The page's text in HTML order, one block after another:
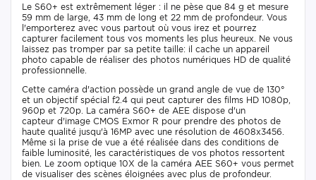
Le S60+ est extrêmement léger : il ne pèse que 84 g et mesure
59 mm de large, 43 mm de long et 22 mm de profondeur. Vous
l'emporterez avec vous partout où vous irez et pourrez
capturer facilement tous vos moments les plus heureux. Ne vous
laissez pas tromper par sa petite taille: il cache un appareil
photo capable de réaliser des photos numériques HD de qualité
professionnelle.
Cette caméra d'action possède un grand angle de vue de 130°
et un objectif spécial f2.4 qui peut capturer des films HD 1080p,
960p et 720p. La caméra S60+ de AEE dispose d'un
capteur d'image CMOS Exmor R pour prendre des photos de
haute qualité jusqu'à 16MP avec une résolution de 4608x3456.
Même si la prise de vue a été réalisée dans des conditions de
faible luminosité, les caractéristiques de vos photos ressortent
bien. Le zoom optique 10X de la caméra AEE S60+ vous permet
de visualiser des scènes éloignées avec plus de profondeur.